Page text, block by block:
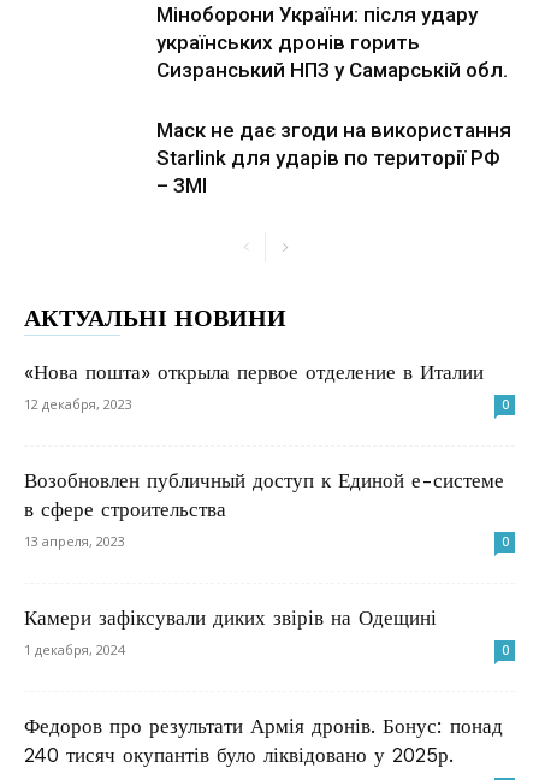
Міноборони України: після удару
українських дронів горить
Сизранський НПЗ у Самарській обл.
Маск не дає згоди на використання
Starlink для ударів по території РФ
– ЗМІ
АКТУАЛЬНІ НОВИНИ
«Нова пошта» открыла первое отделение в Италии
12 декабря, 2023 0
Возобновлен публичный доступ к Единой е-системе
в сфере строительства
13 апреля, 2023 0
Камери зафіксували диких звірів на Одещині
1 декабря, 2024 0
Федоров про результати Армія дронів. Бонус: понад
240 тисяч окупантів було ліквідовано у 2025р.